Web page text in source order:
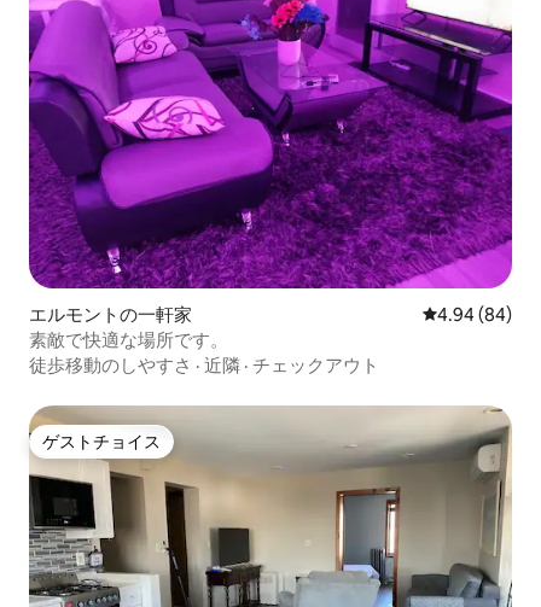
エルモントの一軒家 レビュー84件
4.94 (84)
素敵で快適な場所です。
徒歩移動のしやすさ · 近隣 · チェックアウト
ゲストチョイス
ゲストチョイス